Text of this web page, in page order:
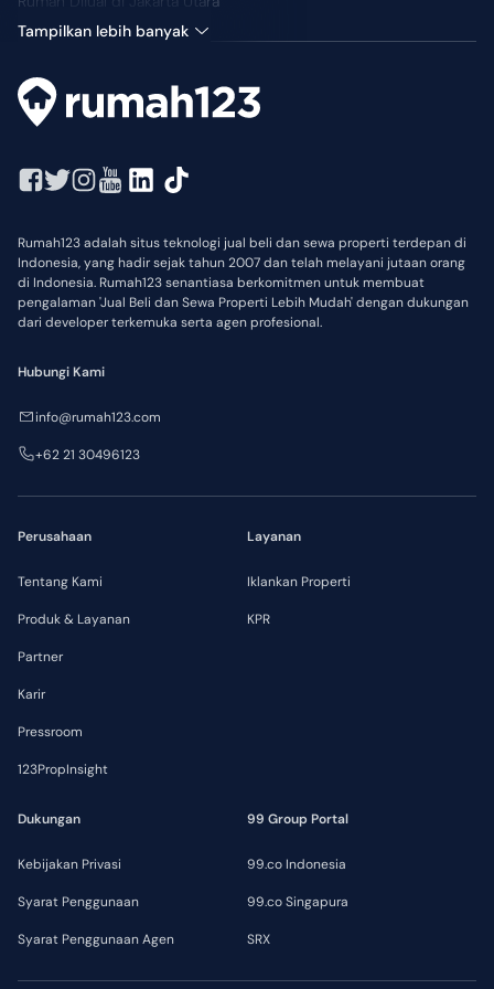
Tampilkan lebih banyak
Rumah123 adalah situs teknologi jual beli dan sewa properti terdepan di
Indonesia, yang hadir sejak tahun 2007 dan telah melayani jutaan orang
di Indonesia. Rumah123 senantiasa berkomitmen untuk membuat
pengalaman 'Jual Beli dan Sewa Properti Lebih Mudah' dengan dukungan
dari developer terkemuka serta agen profesional.
Perusahaan
Tentang Kami
Produk & Layanan
Partner
Karir
Pressroom
123PropInsight
Layanan
Iklankan Properti
KPR
Dukungan
Kebijakan Privasi
Syarat Penggunaan
Syarat Penggunaan Agen
99 Group Portal
99.co Indonesia
99.co Singapura
SRX
Hubungi Kami
info@rumah123.com
+62 21 30496123